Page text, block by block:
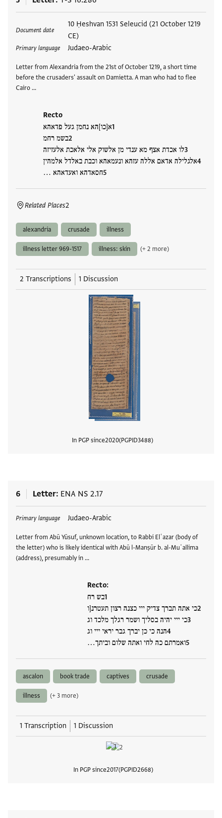
Document date
10 Ḥeshvan 1531 Seleucid (21 October 1219
CE)
Primary language Judaeo-Arabic
Letter from Alexandria from the 21st of October 1219, a short time
before the crusaders' assault on Damietta. A man who had to flee
Cairo …
Recto
א[כו]הא נחמן געל פדאהא
בשמ רחמ
לו אכדת אצף מא ענדי מן אלשוק אלי אלאכת אלעזיזה
אלגלילה אדאם אללה עזהא ונעמאהא וכבת באלדל אלמהין
חסאדהא ואעדאהא …
Related Places2
alexandria crusade illness
illness letter 969-1517 illness: skin (+ 2 more)
2 Transcriptions 1 Discussion
In PGP since2020 PGPID3488
6 Letter ENA NS 2.17
Primary language Judaeo-Arabic
Letter from Abū Yūsuf, unknown location, to Rabbi Elʿazar (body of
the letter) who is likely identical with Abū l-Manṣūr b. al-Muʿallima
(address), presumably in …
Recto:
בש רח
כי אתה תברך צדיק ייי כצנה רצון תעטרנ[ו
כי ייי יהיה בסליך ושמר רגלך מלכד וג
הנה כי כן יברך גבר יראי ייי וג
ואמרתם כה לחי ואתה שלום וביתך…
Tags
ascalon book trade captives crusade
illness (+ 3 more)
1 Transcription 1 Discussion
In PGP since2017 PGPID2668